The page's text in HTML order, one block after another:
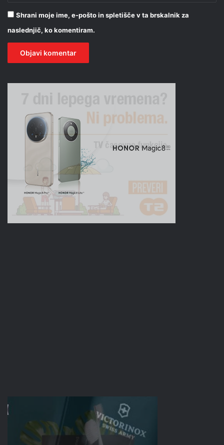
Shrani moje ime, e-pošto in spletišče v ta brskalnik za
naslednjič, ko komentiram.